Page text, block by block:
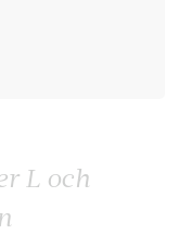
L och